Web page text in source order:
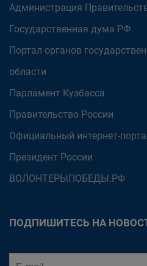
Администрация
Государственная дума РФ
Портал органов
области
Парламент Кузбасса
Правительство России
Официальный интернет-
Президент России
ВОЛОНТЕРЫПОБЕДЫ.РФ
ПОДПИШИТЕСЬ НА